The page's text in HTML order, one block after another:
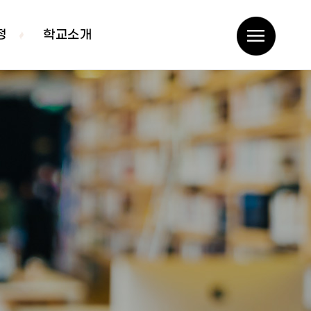
학교소개